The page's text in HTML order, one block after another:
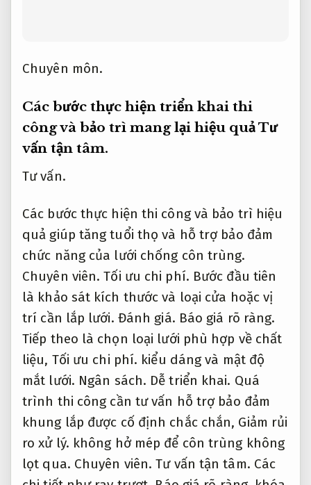
Tiếp theo là chọn loại lưới phù hợp về chất
mắt lưới.Ngân sách. Dễ triển khai. Quá
trình thi công cần tư vấn hỗ trợ bảo đảm
khung lắp được cố định chắc chắn,
ro xử lý.
chi tiết như ray trượt,Báo giá rõ ràng.khóa
chốt,Phản hồi nhanh. ốc vít đều cần được
siết kỹ và sử dụng vật liệu chống gỉ.Hỗ trợ.
Báo giá rõ ràng.Sau khi lắp xong,Phản hồi
nhanh.kiểm tra độ căng, Tối ưu chi phí.độ
mượt của thao tác kéo/mở.Doanh nghiệp.
Báo giá rõ ràng.Về bảo trì,Báo giá rõ ràng.
cần vệ sinh lưới định kỳ mỗi 2–3 tháng bằng
khăn ẩm hoặc chổi mềm.Trọn gói. Chuyên
nghiệp.Đối với lưới ngoài trời,Chuyên
nghiệp.nên kiểm tra sau mỗi mùa mưa bão
để kịp xử lý các vị trí bị bung,Tối ưu chi phí.
rách.Lộ trình. Dễ triển khai. Việc bảo
dưỡng đúng cách không chỉ tăng độ bền